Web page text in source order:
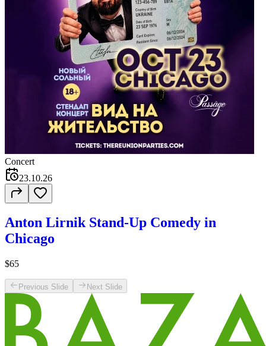
Concert
23.10.26
Anton Lirnik Stand-Up Comedy in
Chicago
$65
Previous Slide Next Slide